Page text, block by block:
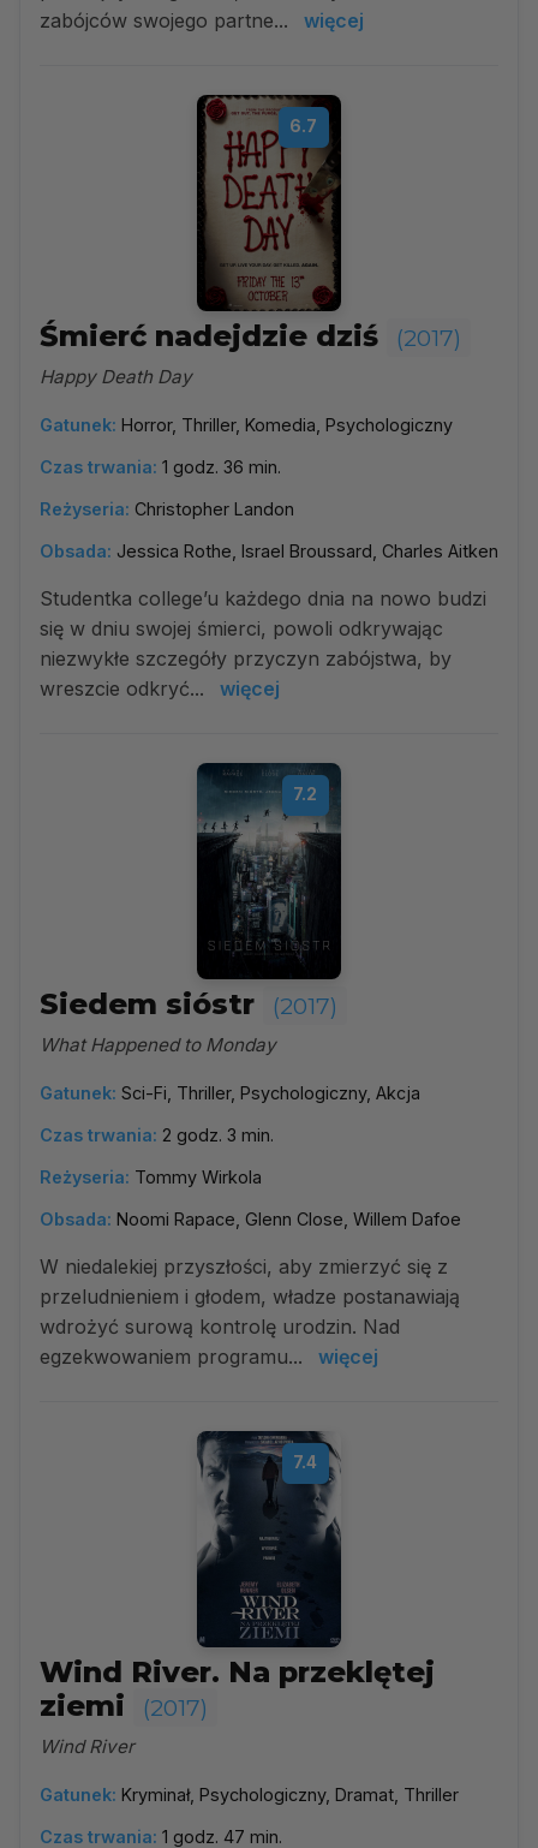
zabójców swojego partne...
więcej
6.7
Śmierć nadejdzie dziś (2017)
Happy Death Day
Gatunek: Horror, Thriller, Komedia, Psychologiczny
Czas trwania: 1 godz. 36 min.
Reżyseria: Christopher Landon
Obsada: Jessica Rothe, Israel Broussard, Charles Aitken
Studentka college’u każdego dnia na nowo budzi
się w dniu swojej śmierci, powoli odkrywając
niezwykłe szczegóły przyczyn zabójstwa, by
wreszcie odkryć...
więcej
7.2
Siedem sióstr (2017)
What Happened to Monday
Gatunek: Sci-Fi, Thriller, Psychologiczny, Akcja
Czas trwania: 2 godz. 3 min.
Reżyseria: Tommy Wirkola
Obsada: Noomi Rapace, Glenn Close, Willem Dafoe
W niedalekiej przyszłości, aby zmierzyć się z
przeludnieniem i głodem, władze postanawiają
wdrożyć surową kontrolę urodzin. Nad
egzekwowaniem programu...
więcej
7.4
Wind River. Na przeklętej
ziemi
(2017)
Wind River
Gatunek: Kryminał, Psychologiczny, Dramat, Thriller
Czas trwania: 1 godz. 47 min.